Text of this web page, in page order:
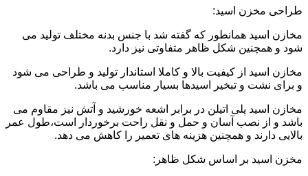
طراحی مخزن اسید:
مخازن اسید همانطور که گفته شد با جنس بدنه مختلف تولید می
شود و همچنین شکل ظاهر متفاوتی نیز دارد.
مخازن اسید از کیفیت بالا و کاملا استاندار تولید و طراحی می شود
و برای نشت و تبخیر اسیدها بسیار مناسب می باشد.
مخازن اسید پلی اتیلن در برابر اشعه خورشید و آتش نیز مقاوم می
باشد و از نصب آسان و حمل و نقل راحت برخوردار است،طول عمر
بالایی دارند و همچنین هزینه های تعمیر را کاهش می دهد.
مخزن اسید بر اساس شکل ظاهر: